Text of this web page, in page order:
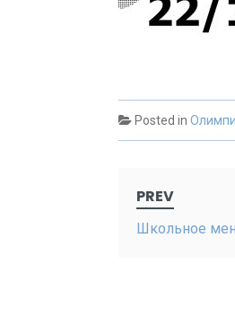
Posted in
navigation
PREV
Школьное